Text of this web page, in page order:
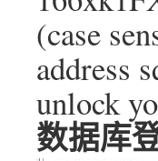
(case
address
unlock
数据库